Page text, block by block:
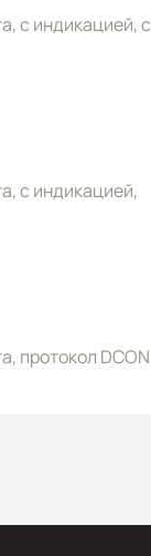
с индикацией, с
с индикацией,
протокол DCON